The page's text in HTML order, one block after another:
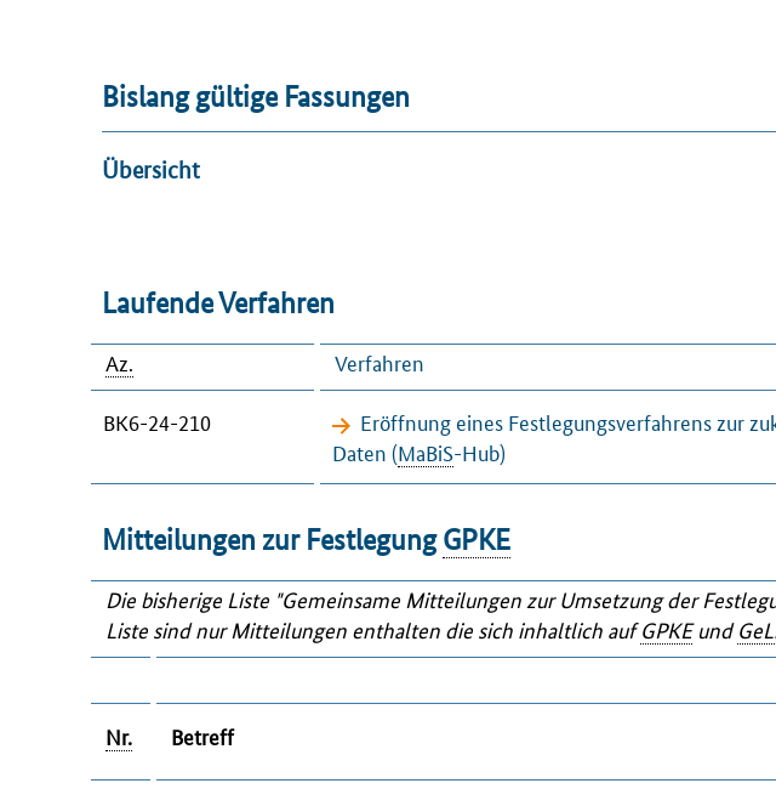
Bislang gültige Fassungen
Übersicht
Laufende Verfahren
Az. Verfahren
BK6-24-210
Eröffnung eines Festlegungsverfahrens zur
Daten (MaBiS-Hub)
Mitteilungen zur FestlegungGPKE
Die bisherige Liste "Gemeinsame Mitteilungen zur Umsetzung der
Liste sind nur Mitteilungen enthalten die sich inhaltlich aufGPKEund
Nr. Betreff